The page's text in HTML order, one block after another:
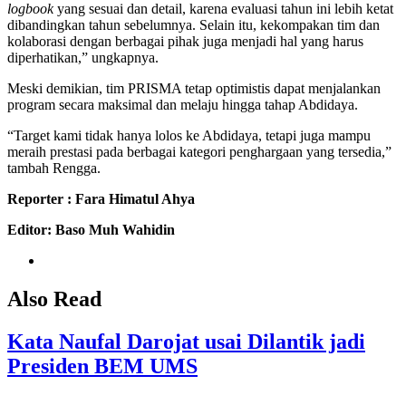
logbookyang sesuai dan detail, karena evaluasi tahun ini lebih ketat
dibandingkan tahun sebelumnya. Selain itu, kekompakan tim dan
kolaborasi dengan berbagai pihak juga menjadi hal yang harus
diperhatikan,” ungkapnya.
Meski demikian, tim PRISMA tetap optimistis dapat menjalankan
program secara maksimal dan melaju hingga tahap Abdidaya.
“Target kami tidak hanya lolos ke Abdidaya, tetapi juga mampu
meraih prestasi pada berbagai kategori penghargaan yang tersedia,”
tambah Rengga.
Reporter : Fara Himatul Ahya
Editor: Baso Muh Wahidin
Also Read
Kata Naufal Darojat usai Dilantik jadi
Presiden BEM UMS